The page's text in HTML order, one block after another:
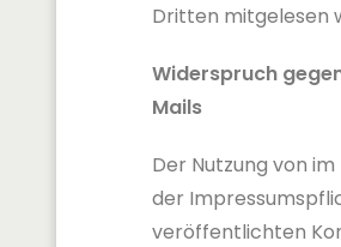
Dritten mitgelesen
Widerspruch
Mails
Der Nutzung von im
der
veröffentlichten